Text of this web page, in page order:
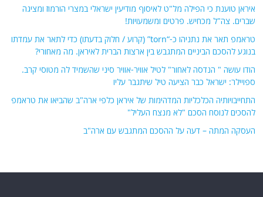
איראן טוענת כי הפילה מל"ט לאיסוף מודיעין ישראלי במצרי הורמוז ומציגה
שברים. צה"ל מכחיש. פרטים ומשמעויות!
טראמפ תאר את נתניהו כ-“torn” (קרוע / חלוק בדעתו) כדי לתאר את עמדתו
בנוגע להסכם הביניים המתגבש בין ארצות הברית לאיראן. מה מאחורי?
הודו עושה " הנדסה לאחור" לטיל אוויר-אוויר סיני שהשמיד לה מטוסי קרב.
ספויילר: ישראל כבר הציעה טיל שיתגבר עליו
התחייבויותיה הכלכליות המדהימות של איראן כלפי ארה"ב שהביאו את טראמפ
להסכים לנוסח הסכם "לא מנצח העליל"
העסקה המתה – דעה על ההסכם המתגבש עם ארה"ב